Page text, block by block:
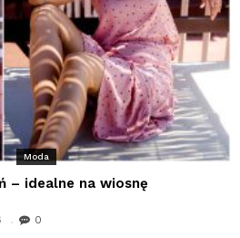
Moda
– idealne na wiosnę
0